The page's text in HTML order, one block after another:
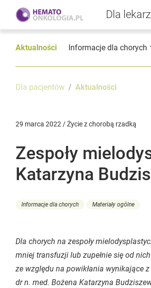
Dla
Aktualności Informacje dla chorych
Dla pacjentów Aktualności
29 marca 2022 / Życie z chorobą rzadką
Zespoły
Katarzyna
Informacje dla chorych Materiały ogólne
Dla chorych na zespoły
mniej transfuzji lub zupełnie się od
ze względu na powikłania wynikające
dr n. med. Bożena Katarzyna